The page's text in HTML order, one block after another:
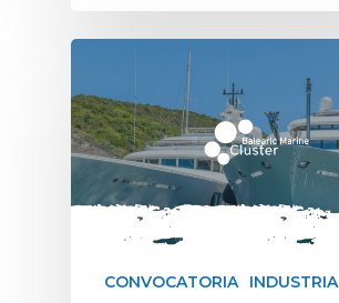
CONVOCATORIA INDUSTRIA